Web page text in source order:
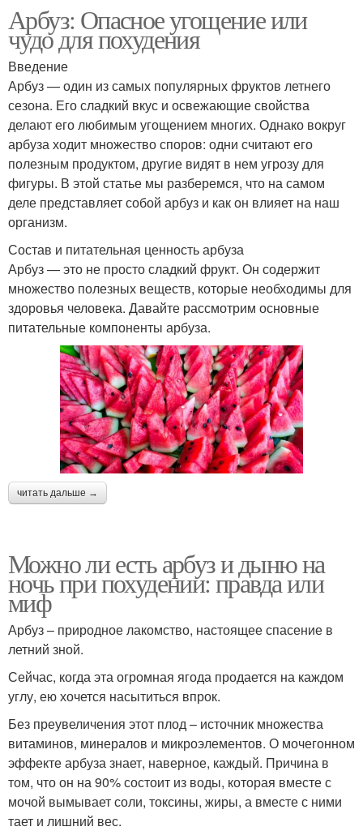
Арбуз: Опасное угощение или
чудо для похудения
Введение
Арбуз — один из самых популярных фруктов летнего
сезона. Его сладкий вкус и освежающие свойства
делают его любимым угощением многих. Однако вокруг
арбуза ходит множество споров: одни считают его
полезным продуктом, другие видят в нем угрозу для
фигуры. В этой статье мы разберемся, что на самом
деле представляет собой арбуз и как он влияет на наш
организм.
Состав и питательная ценность арбуза
Арбуз — это не просто сладкий фрукт. Он содержит
множество полезных веществ, которые необходимы для
здоровья человека. Давайте рассмотрим основные
питательные компоненты арбуза.
читать дальше →
Можно ли есть арбуз и дыню на
ночь при похудении: правда или
миф
Арбуз – природное лакомство, настоящее спасение в
летний зной.
Сейчас, когда эта огромная ягода продается на каждом
углу, ею хочется насытиться впрок.
Без преувеличения этот плод – источник множества
витаминов, минералов и микроэлементов. О мочегонном
эффекте арбуза знает, наверное, каждый. Причина в
том, что он на 90% состоит из воды, которая вместе с
мочой вымывает соли, токсины, жиры, а вместе с ними
тает и лишний вес.